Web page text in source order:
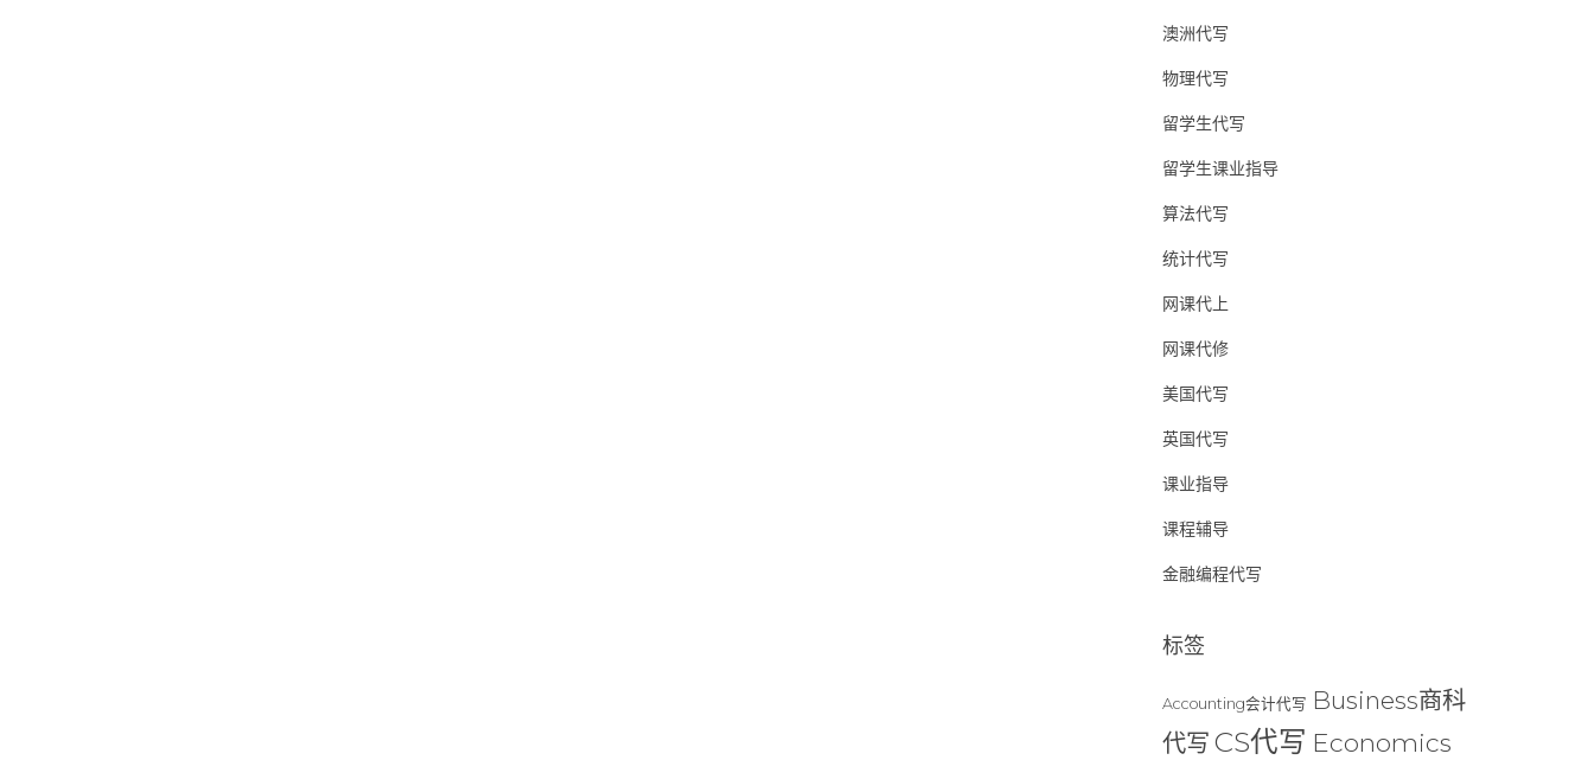
澳洲代写
物理代写
留学生代写
留学生课业指导
算法代写
统计代写
网课代上
网课代修
美国代写
英国代写
课业指导
课程辅导
金融编程代写
标签
Accounting会计代写 Business商科
代写 CS代写 Economics